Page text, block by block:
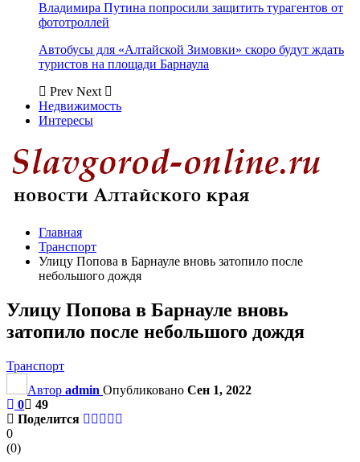
Владимира Путина попросили защитить турагентов от
фототроллей
Автобусы для «Алтайской Зимовки» скоро будут ждать
туристов на площади Барнаула
Prev Next
Недвижимость
Интересы
Главная
Транспорт
Улицу Попова в Барнауле вновь затопило после
небольшого дождя
Улицу Попова в Барнауле вновь
затопило после небольшого дождя
Транспорт
Автор admin Опубликовано Сен 1, 2022
0
49
Поделится
0
(0)